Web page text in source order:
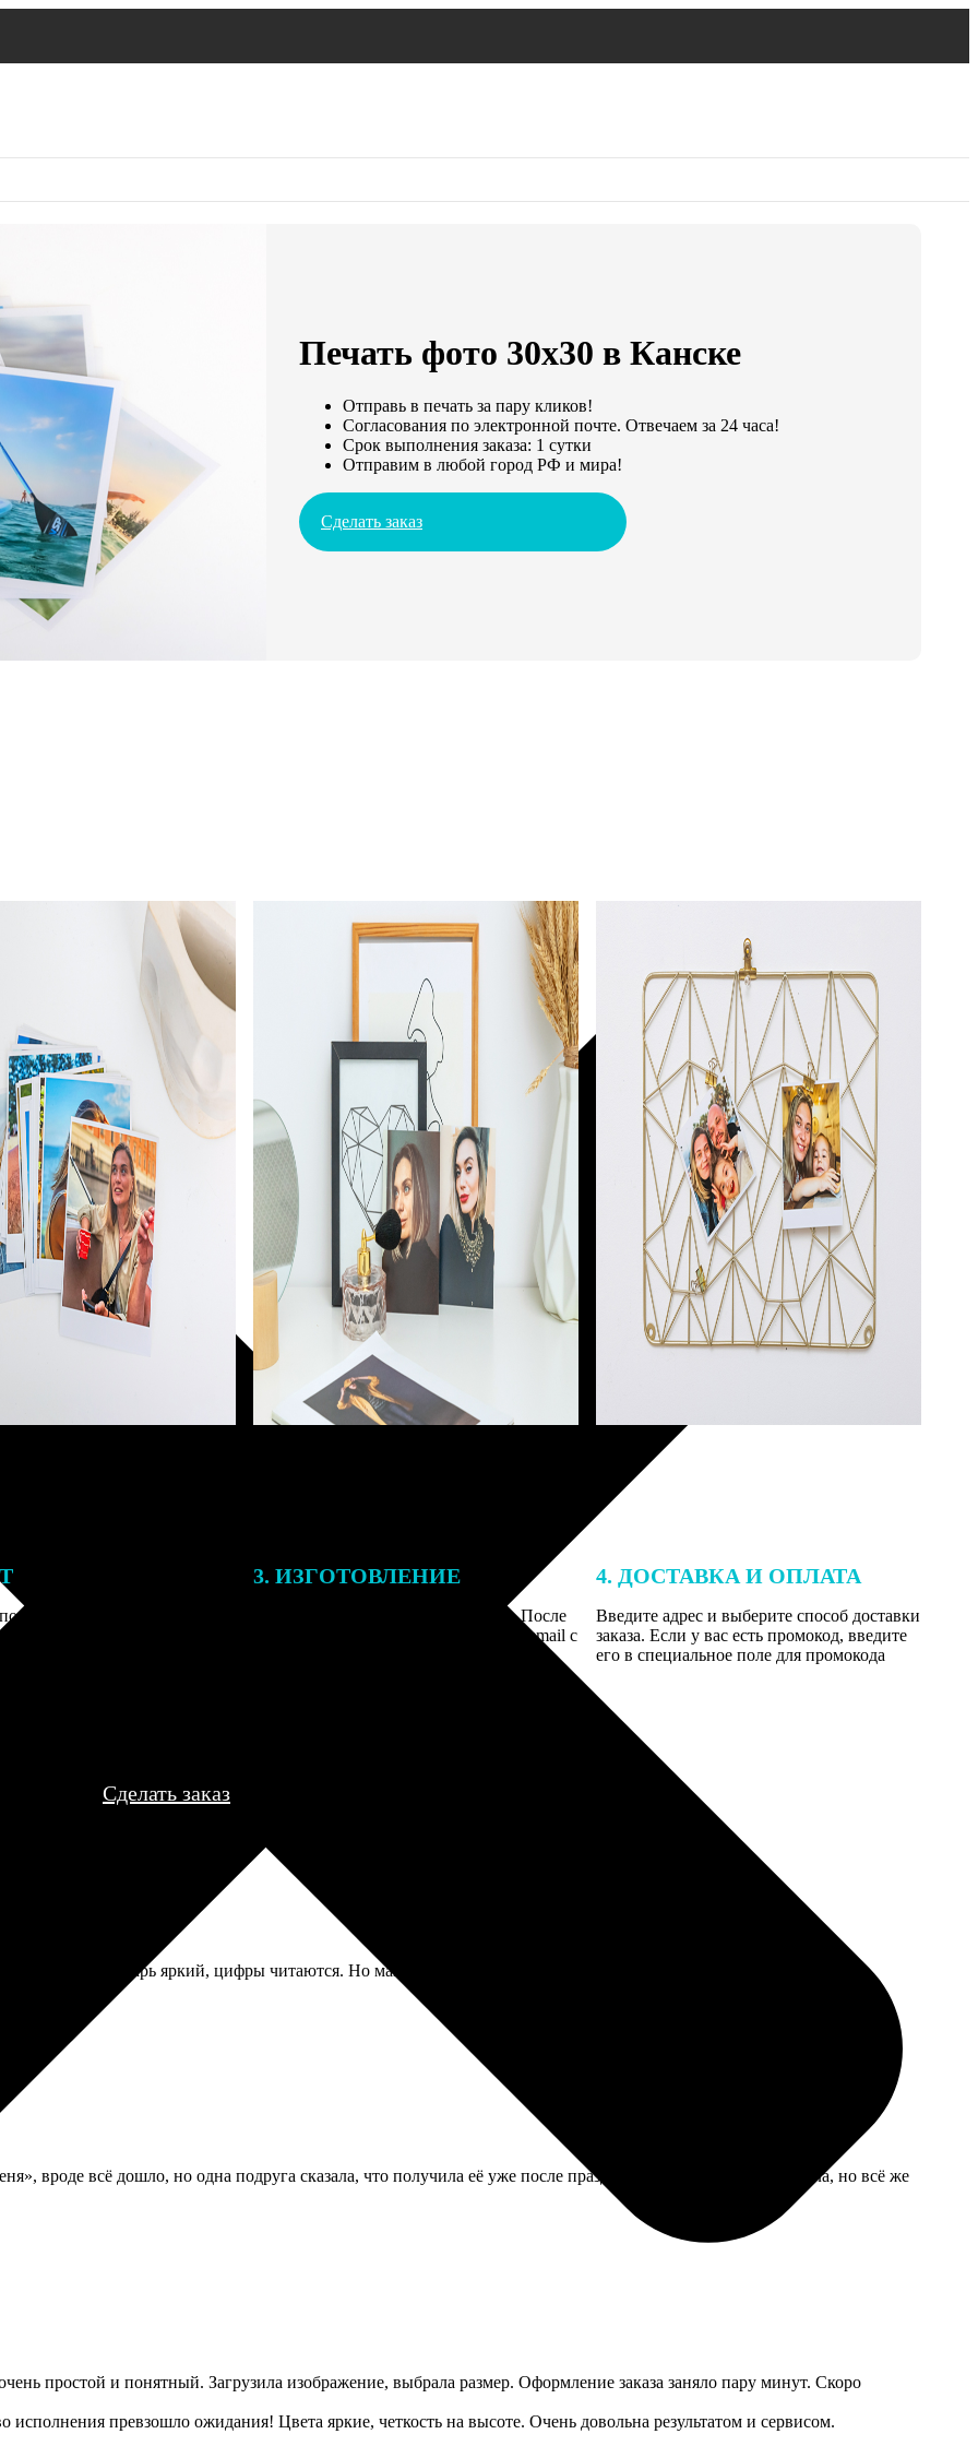
Печать фото 30х30 в Канске
Отправь в печать за пару кликов!
Согласования по электронной почте. Отвечаем за 24 часа!
Срок выполнения заказа: 1 сутки
Отправим в любой город РФ и мира!
Сделать заказ
заказа к печати
могут связаться с Вами
телефону или email для
деталей.
3. ИЗГОТОВЛЕНИЕ
Оплатите заказ банковской картой. После
оплаты получите подтверждение на email с
описанием заказа. Когда отправим заказ
4. ДОСТАВКА И ОПЛАТА
Введите адрес и выберите способ доставки
заказа. Если у вас есть промокод, введите
его в специальное поле для промокода
Сделать заказ
Сам календарь яркий, цифры читаются. Но магниты действительно слабоваты, пару раз падал, когда дверцу
вроде всё дошло, но одна подруга сказала, что получила её уже после праздника. Видимо, почта подвела, но всё же
простой и понятный. Загрузила изображение, выбрала размер. Оформление заказа заняло пару минут. Скоро
превзошло ожидания! Цвета яркие, четкость на высоте. Очень довольна результатом и сервисом.